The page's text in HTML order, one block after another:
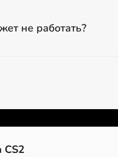
не работать?
CS2